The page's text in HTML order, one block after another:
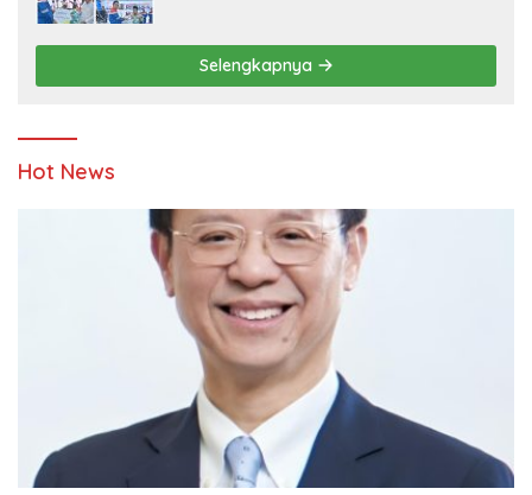
Pendidikan
Selengkapnya
Hot News